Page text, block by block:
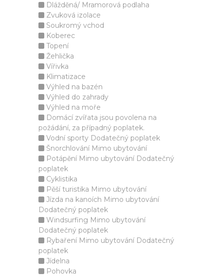
Dlážděná/ Mramorová podlaha
Zvuková izolace
Soukromý vchod
Koberec
Topení
Žehlička
Vířivka
Klimatizace
Výhled na bazén
Výhled do zahrady
Výhled na moře
Domácí zvířata jsou povolena na
požádání, za případný poplatek.
Vodní sporty Dodatečný poplatek
Šnorchlování Mimo ubytování
Potápění Mimo ubytování Dodatečný
poplatek
Cyklistika
Pěší turistika Mimo ubytování
Jízda na kanoích Mimo ubytování
Dodatečný poplatek
Windsurfing Mimo ubytování
Dodatečný poplatek
Rybaření Mimo ubytování Dodatečný
poplatek
Jídelna
Pohovka